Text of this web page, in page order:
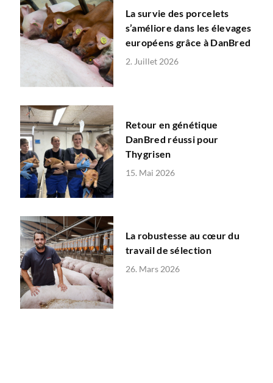
La survie des porcelets
s’améliore dans les élevages
européens grâce à DanBred
2. Juillet 2026
Retour en génétique
DanBred réussi pour
Thygrisen
15. Mai 2026
La robustesse au cœur du
travail de sélection
26. Mars 2026